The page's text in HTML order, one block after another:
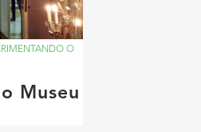
O
Museu